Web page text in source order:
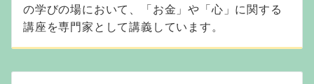
の学びの場において、「お金」や「心」に関する
講座を専門家として講義しています。